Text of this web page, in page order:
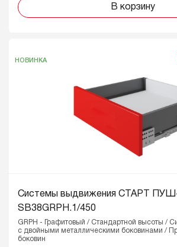
В корзину
НОВИНКА
Системы выдвижения СТАРТ
SB38GRPH.1/450
GRPH - Графитовый / Стандартной высоты /
с двойными металлическими боковинами /
боковин